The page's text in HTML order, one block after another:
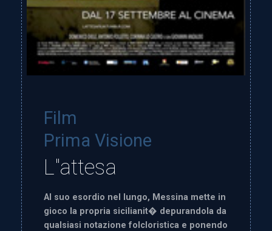
Film
Prima Visione
L"attesa
Al suo esordio nel lungo, Messina mette in
gioco la propria sicilianit� depurandola da
qualsiasi notazione folcloristica e ponendo